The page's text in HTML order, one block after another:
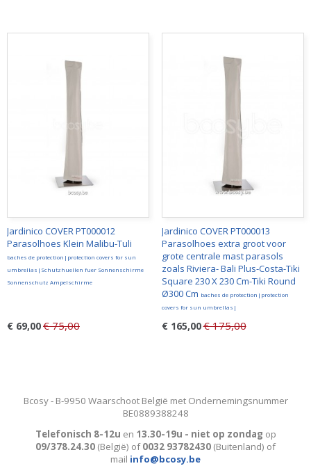
Jardinico COVER PT000012
Parasolhoes Klein Malibu-Tuli
baches de protection|protection covers for sun
umbrellas|Schutzhuellen fuer Sonnenschirme
Sonnenschutz Ampelschirme
€ 69,00€ 75,00
Jardinico COVER PT000013
Parasolhoes extra groot voor
grote centrale mast parasols
zoals Riviera- Bali Plus-Costa-Tiki
Square 230 X 230 Cm-Tiki Round
Ø300 Cm baches de protection|protection
covers for sun umbrellas|
€ 165,00€ 175,00
Bcosy - B-9950 Waarschoot België met Ondernemingsnummer
BE0889388248
Telefonisch 8-12u en 13.30-19u - niet op zondag op
09/378.24.30 (België) of0032 93782430 (Buitenland) of
mail info@bcosy.be